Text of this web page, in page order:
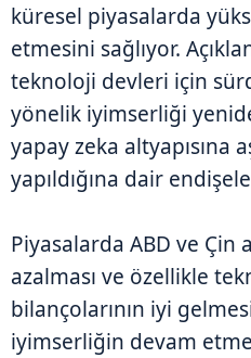
küresel piyasalarda
etmesini sağlıyor.
teknoloji devleri için
yönelik iyimserliği
yapay zeka altyapısına
yapıldığına dair
Piyasalarda ABD ve Çin
azalması ve özellikle
bilançolarının iyi
iyimserliğin devam